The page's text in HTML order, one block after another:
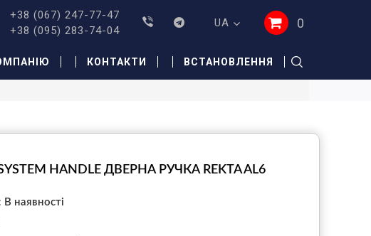
+38 (067) 247-77-47
+38 (095) 283-74-04
UA 0
КОНТАКТИ ВСТАНОВЛЕННЯ
HANDLE ДВЕРНА РУЧКА REKTA AL6
В наявності